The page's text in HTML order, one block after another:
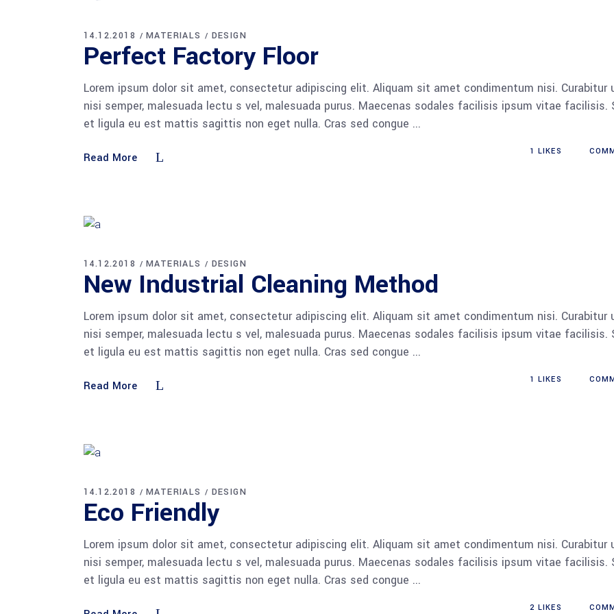
14.12.2018 MATERIALS DESIGN
Perfect Factory Floor
Lorem ipsum dolor sit amet, consectetur adipiscing elit. Aliquam sit amet condimentum nisi. Curabitur
nisi semper, malesuada lectu s vel, malesuada purus. Maecenas sodales facilisis ipsum vitae facilisis.
et ligula eu est mattis sagittis non eget nulla. Cras sed congue
Read More 1 LIKES
14.12.2018 MATERIALS DESIGN
New Industrial Cleaning Method
Lorem ipsum dolor sit amet, consectetur adipiscing elit. Aliquam sit amet condimentum nisi. Curabitur
nisi semper, malesuada lectu s vel, malesuada purus. Maecenas sodales facilisis ipsum vitae facilisis.
et ligula eu est mattis sagittis non eget nulla. Cras sed congue
Read More 1 LIKES
14.12.2018 MATERIALS DESIGN
Eco Friendly
Lorem ipsum dolor sit amet, consectetur adipiscing elit. Aliquam sit amet condimentum nisi. Curabitur
nisi semper, malesuada lectu s vel, malesuada purus. Maecenas sodales facilisis ipsum vitae facilisis.
et ligula eu est mattis sagittis non eget nulla. Cras sed congue
2 LIKES